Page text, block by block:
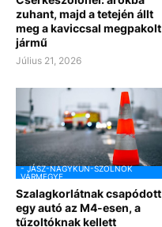
zuhant, majd a tetején állt
meg a kaviccsal megpakolt
jármű
Július 21, 2026
- JÁSZ-NAGYKUN-SZOLNOK
VÁRMEGYE
Szalagkorlátnak csapódott
egy autó az M4-esen, a
tűzoltóknak kellett